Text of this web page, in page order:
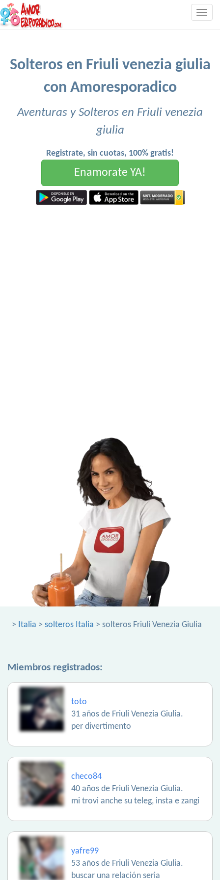
Solteros en Friuli venezia giulia
con Amoresporadico
Aventuras y Solteros en Friuli venezia
giulia
Registrate, sin cuotas, 100% gratis!
Enamorate YA!
> Italia > solteros Italia > solteros Friuli Venezia Giulia
Miembros registrados:
toto
31 años de Friuli Venezia Giulia.
per divertimento
checo84
40 años de Friuli Venezia Giulia.
mi trovi anche su teleg, insta e zangi
yafre99
53 años de Friuli Venezia Giulia.
buscar una relación seria